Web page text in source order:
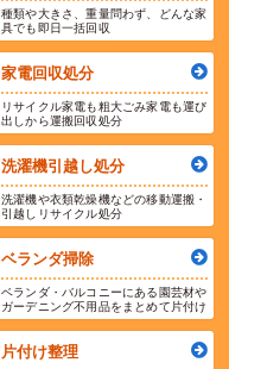
種類や大きさ、重量問わず、どんな家
具でも即日一括回収
家電回収処分
リサイクル家電も粗大ごみ家電も運び
出しから運搬回収処分
洗濯機引越し処分
洗濯機や衣類乾燥機などの移動運搬・
引越しリサイクル処分
ベランダ掃除
ベランダ・バルコニーにある園芸材や
ガーデニング不用品をまとめて片付け
片付け整理